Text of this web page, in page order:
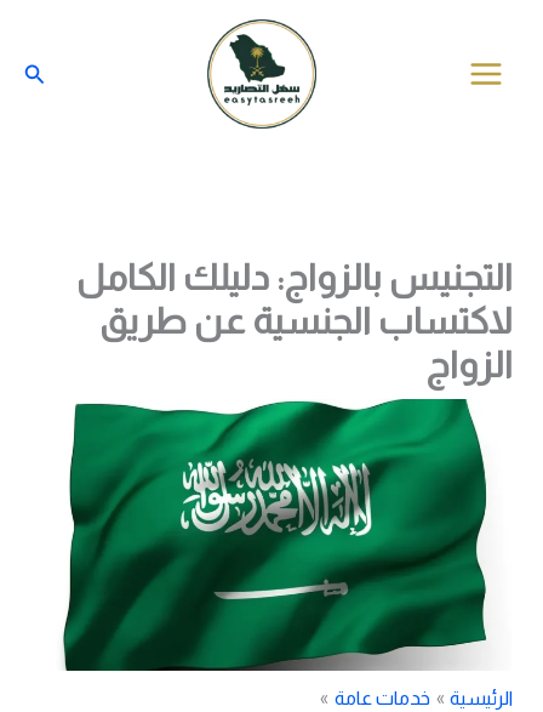
المحتوى
التجنيس بالزواج: دليلك الكامل
لاكتساب الجنسية عن طريق
الزواج
الرئيسية
خدمات عامة